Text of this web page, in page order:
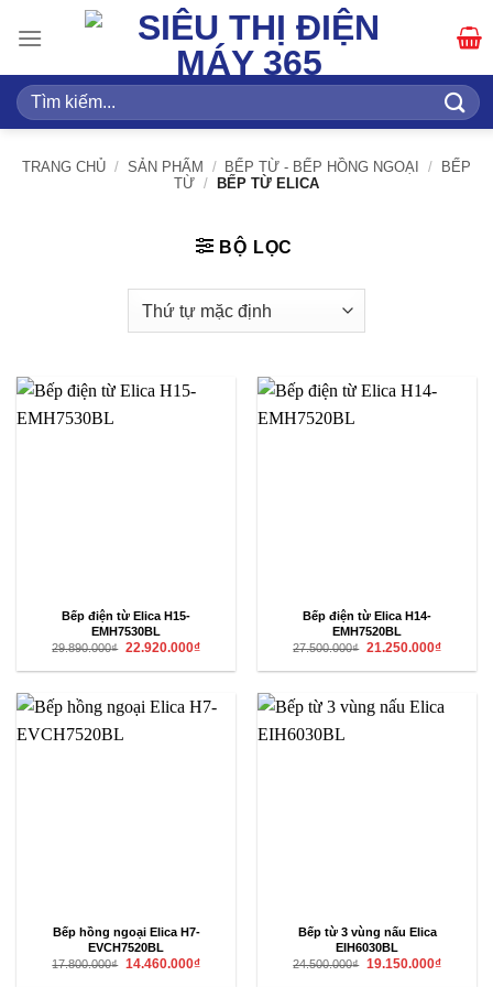
qua
dung
Tìm
kiếm:
TRANG CHỦ / SẢN PHẨM / BẾP TỪ - BẾP HỒNG NGOẠI /
BẾP
TỪ / BẾP TỪ ELICA
BỘ LỌC
Bếp điện từ Elica H15-
EMH7530BL
29.890.000₫ Giá
là:
22.920.000₫Giá
tại
22.920.000₫.
Bếp điện từ Elica H14-
EMH7520BL
27.500.000₫ Giá
là:
21.250.000₫Giá
tại
Bếp hồng ngoại Elica H7-
EVCH7520BL
17.800.000₫ Giá
14.460.000₫Giá
Bếp từ 3 vùng nấu Elica
EIH6030BL
24.500.000₫ Giá
19.150.000₫Giá